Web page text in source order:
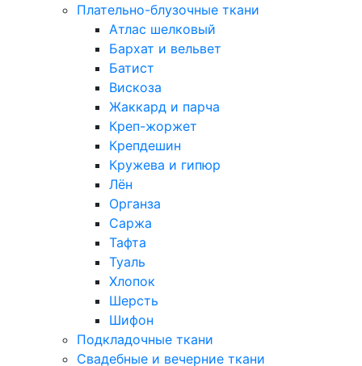
Плательно-блузочные ткани
Атлас шелковый
Бархат и вельвет
Батист
Вискоза
Жаккард и парча
Креп-жоржет
Крепдешин
Кружева и гипюр
Лён
Органза
Саржа
Тафта
Туаль
Хлопок
Шерсть
Шифон
Подкладочные ткани
Свадебные и вечерние ткани